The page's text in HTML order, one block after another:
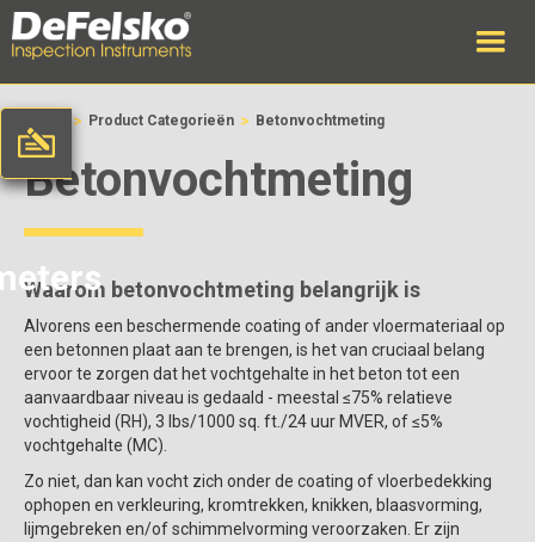
> Product Categorieën > Betonvochtmeting
Betonvochtmeting
Waarom betonvochtmeting belangrijk is
Alvorens een beschermende coating of ander vloermateriaal op
een betonnen plaat aan te brengen, is het van cruciaal belang
ervoor te zorgen dat het vochtgehalte in het beton tot een
aanvaardbaar niveau is gedaald - meestal ≤75% relatieve
vochtigheid (RH), 3 lbs/1000 sq. ft./24 uur MVER, of ≤5%
vochtgehalte (MC).
Zo niet, dan kan vocht zich onder de coating of vloerbedekking
ophopen en verkleuring, kromtrekken, knikken, blaasvorming,
lijmgebreken en/of schimmelvorming veroorzaken. Er zijn